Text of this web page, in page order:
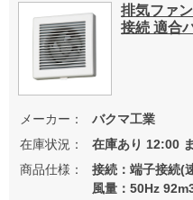
排気ファ
接続 適合
メーカー：
バクマ工業
在庫状況：
在庫あり 12:00
商品仕様：
接続：端子接続(
風量：50Hz